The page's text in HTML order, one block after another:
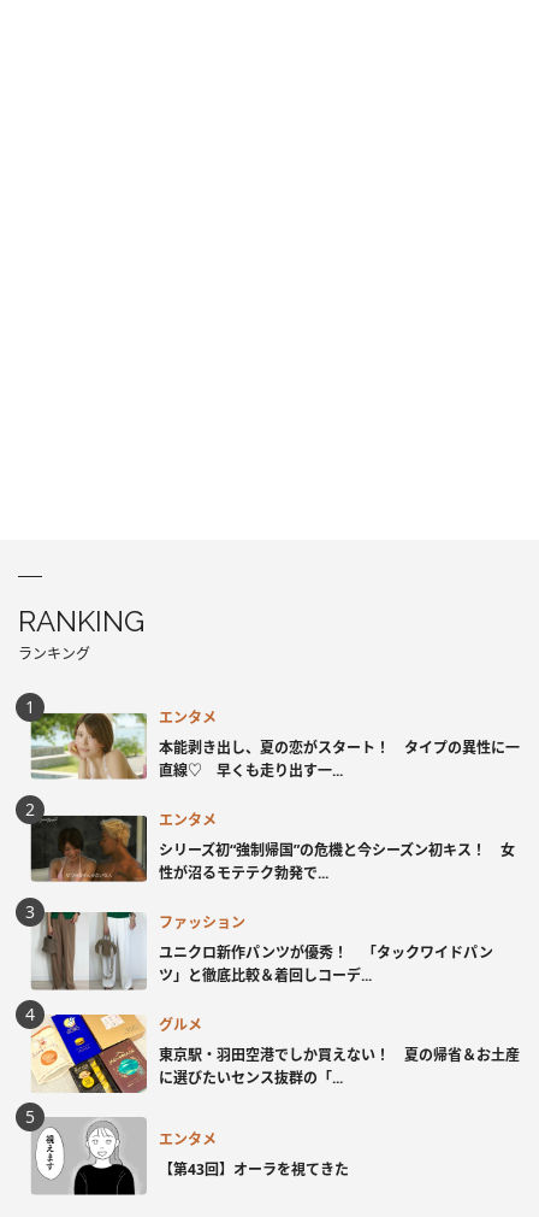
RANKING
ランキング
エンタメ
本能剥き出し、夏の恋がスタート！ タイプの異性に一
直線♡ 早くも走り出す一...
エンタメ
シリーズ初“強制帰国”の危機と今シーズン初キス！ 女
性が沼るモテテク勃発で...
ファッション
ユニクロ新作パンツが優秀！ 「タックワイドパン
ツ」と徹底比較＆着回しコーデ...
グルメ
東京駅・羽田空港でしか買えない！ 夏の帰省＆お土産
に選びたいセンス抜群の「...
エンタメ
【第43回】オーラを視てきた